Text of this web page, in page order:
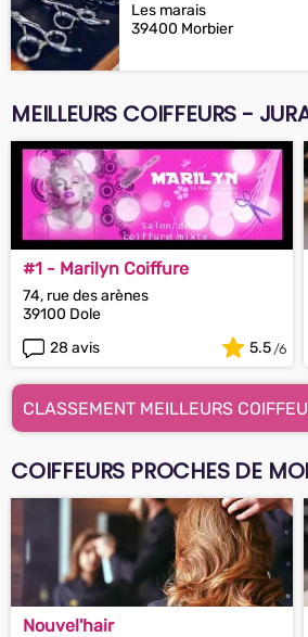
Les marais
39400 Morbier
MEILLEURS COIFFEURS -
#1 - Marilyn Coiffure
74, rue des arènes
39100 Dole
28 avis
5.5
CLASSEMENT MEILLEURS
COIFFEURS PROCHES DE
Nouvel'hair